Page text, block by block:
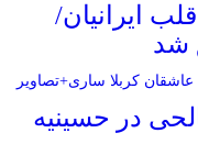
ایرانیان/
شد
در حسینیه